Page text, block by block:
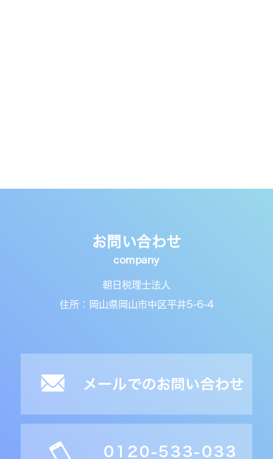
お問い合わせ
朝日税理士法人
住所：岡山県岡山市中区平井5-6-4